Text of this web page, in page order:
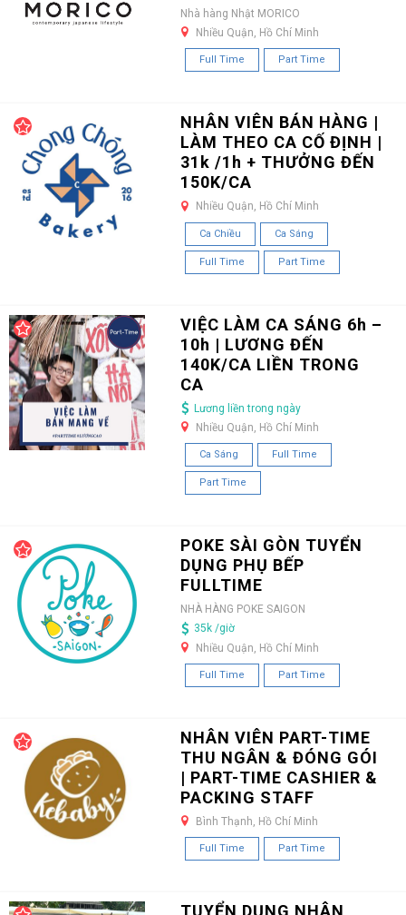
Nhà hàng Nhật MORICO
Nhiều Quận, Hồ Chí Minh
Full Time Part Time
NHÂN VIÊN BÁN HÀNG |
LÀM THEO CA CỐ ĐỊNH |
31k /1h + THƯỞNG ĐẾN
150K/CA
Nhiều Quận, Hồ Chí Minh
Ca Chiều Ca Sáng
Full Time Part Time
VIỆC LÀM CA SÁNG 6h –
10h | LƯƠNG ĐẾN
140K/CA LIỀN TRONG
CA
Lương liền trong ngày
Nhiều Quận, Hồ Chí Minh
Ca Sáng Full Time
Part Time
POKE SÀI GÒN TUYỂN
DỤNG PHỤ BẾP
FULLTIME
NHÀ HÀNG POKE SAIGON
35k /giờ
Nhiều Quận, Hồ Chí Minh
Full Time Part Time
NHÂN VIÊN PART-TIME
THU NGÂN & ĐÓNG GÓI
| PART-TIME CASHIER &
PACKING STAFF
Bình Thạnh, Hồ Chí Minh
Full Time Part Time
TUYỂN DỤNG NHÂN